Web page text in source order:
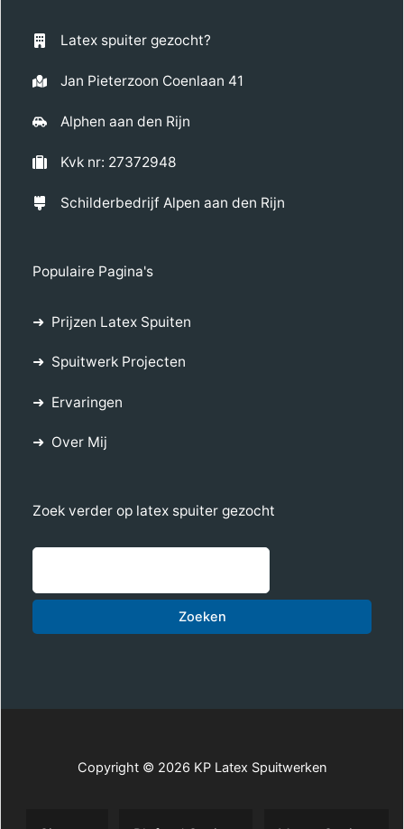
Latex spuiter gezocht?
Jan Pieterzoon Coenlaan 41
Alphen aan den Rijn
Kvk nr: 27372948
Schilderbedrijf Alpen aan den Rijn
Populaire Pagina's
Prijzen Latex Spuiten
Spuitwerk Projecten
Ervaringen
Over Mij
Zoek verder op latex spuiter gezocht
Zoeken
Copyright © 2026 KP Latex Spuitwerken